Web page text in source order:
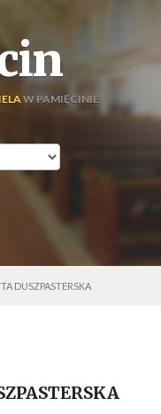
W PAMIĘCINIE
DUSZPASTERSKA